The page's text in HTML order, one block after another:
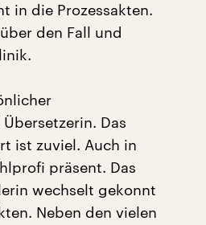
in die Prozessakten.
den Fall und
Das
ist zuviel. Auch in
präsent. Das
wechselt gekonnt
Neben den vielen